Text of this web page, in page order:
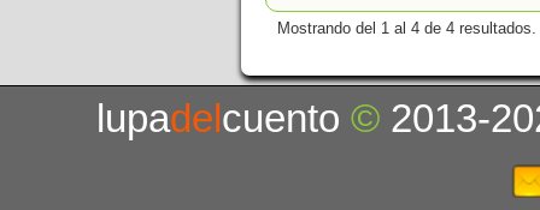
Mostrando del 1 al 4 de 4 resultados.
lupadelcuento© 2013-